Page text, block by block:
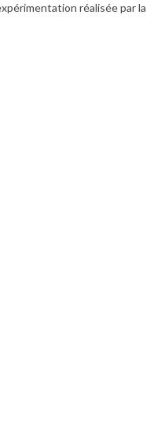
réalisée par la